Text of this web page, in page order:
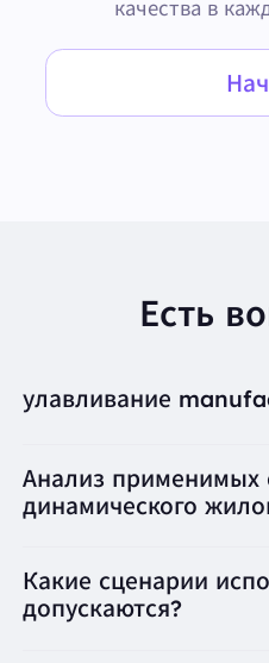
качества в
Есть
улавливание
Анализ применимых
динамического
Какие сценарии
допускаются?